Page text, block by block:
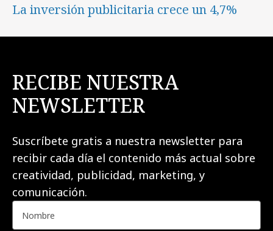
La inversión publicitaria crece un 4,7%
RECIBE NUESTRA
NEWSLETTER
Suscríbete gratis a nuestra newsletter para
recibir cada día el contenido más actual sobre
creatividad, publicidad, marketing, y
comunicación.